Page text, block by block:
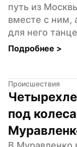
путь из
вместе с ним,
для него
Подробнее >
Происшествия
под